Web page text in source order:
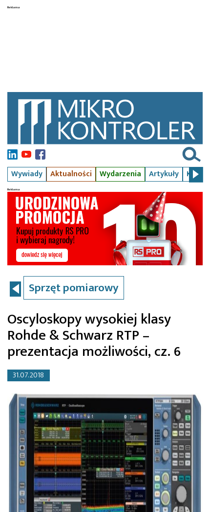
Wywiady Aktualności Wydarzenia Artykuły Kursy
Sprzęt pomiarowy
Oscyloskopy wysokiej klasy
Rohde & Schwarz RTP –
prezentacja możliwości, cz. 6
31.07.2018